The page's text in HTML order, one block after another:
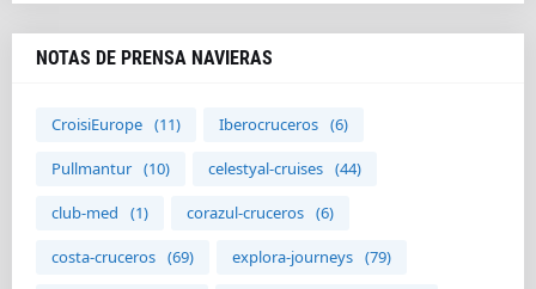
NOTAS DE PRENSA NAVIERAS
CroisiEurope (11) Iberocruceros (6)
Pullmantur (10) celestyal-cruises (44)
club-med (1) corazul-cruceros (6)
costa-cruceros (69) explora-journeys (79)